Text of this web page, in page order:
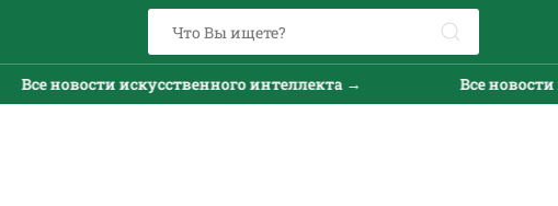
новости искусственного интеллекта → Все новости